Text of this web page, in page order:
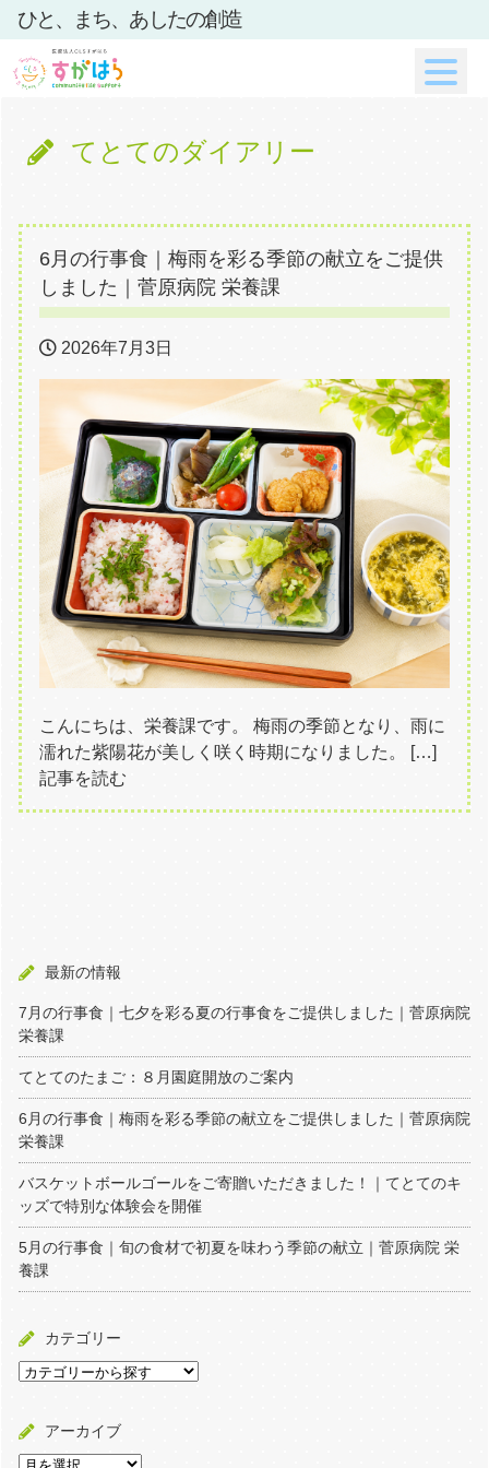
ひと、まち、あしたの創造
てとてのダイアリー
6月の行事食｜梅雨を彩る季節の献立をご提供
しました｜菅原病院 栄養課
2026年7月3日
こんにちは、栄養課です。 梅雨の季節となり、雨に
濡れた紫陽花が美しく咲く時期になりました。 […]
記事を読む
最新の情報
7月の行事食｜七夕を彩る夏の行事食をご提供しました｜菅原病院
栄養課
てとてのたまご：８月園庭開放のご案内
6月の行事食｜梅雨を彩る季節の献立をご提供しました｜菅原病院
栄養課
バスケットボールゴールをご寄贈いただきました！｜てとてのキ
ッズで特別な体験会を開催
5月の行事食｜旬の食材で初夏を味わう季節の献立｜菅原病院 栄
養課
カテゴリー
アーカイブ